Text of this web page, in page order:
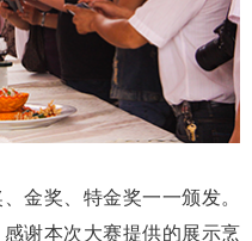
奖、特金奖一一颁发。
谢本次大赛提供的展示烹